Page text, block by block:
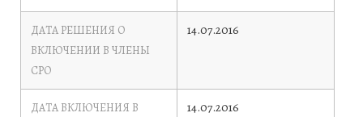
ДАТА РЕШЕНИЯ О
ВКЛЮЧЕНИИ В ЧЛЕНЫ
СРО
14.07.2016
ДАТА ВКЛЮЧЕНИЯ В
14.07.2016